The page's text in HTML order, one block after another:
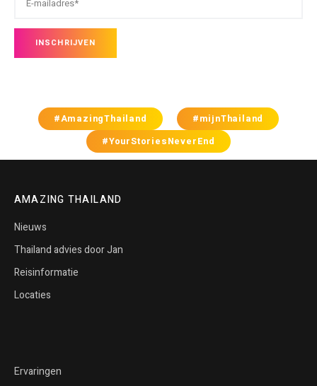
#AmazingThailand
#mijnThailand
#YourStoriesNeverEnd
AMAZING THAILAND
Nieuws
Thailand advies door Jan
Reisinformatie
Locaties
Ervaringen